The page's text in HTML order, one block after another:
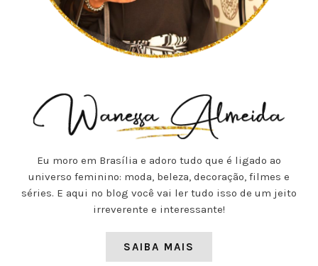
Eu moro em Brasília e adoro tudo que é ligado ao
universo feminino: moda, beleza, decoração, filmes e
séries. E aqui no blog você vai ler tudo isso de um jeito
irreverente e interessante!
SAIBA MAIS